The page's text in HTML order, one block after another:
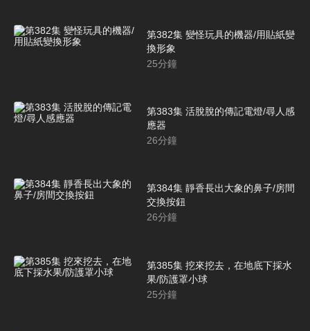
第382集 變怪玩具的機器/用貼紙變
換形象
25分鐘
第383集 活脫脫的傳記電燈/尋人感
應器
26分鐘
第384集 靜香長出大象的鼻子/房間
交換按鈕
26分鐘
第385集 挖來挖去，在地底下採水
果/防護罩小球
25分鐘